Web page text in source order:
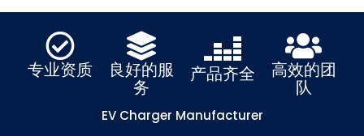
专业资质
良好的服
务
产品齐全
高效的团
队
EV Charger Manufacturer